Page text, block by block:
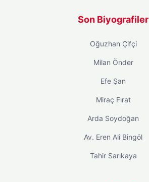
Son Biyografiler
Oğuzhan Çifçi
Milan Önder
Efe Şan
Miraç Fırat
Arda Soydoğan
Av. Eren Ali Bingöl
Tahir Sarıkaya